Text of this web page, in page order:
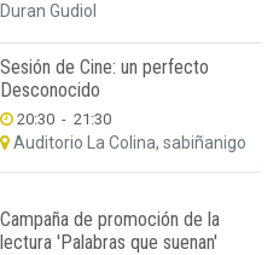
Duran Gudiol
Sesión de Cine: un perfecto
Desconocido
20:30 - 21:30
Auditorio La Colina, sabiñanigo
Campaña de promoción de la
lectura 'Palabras que suenan'